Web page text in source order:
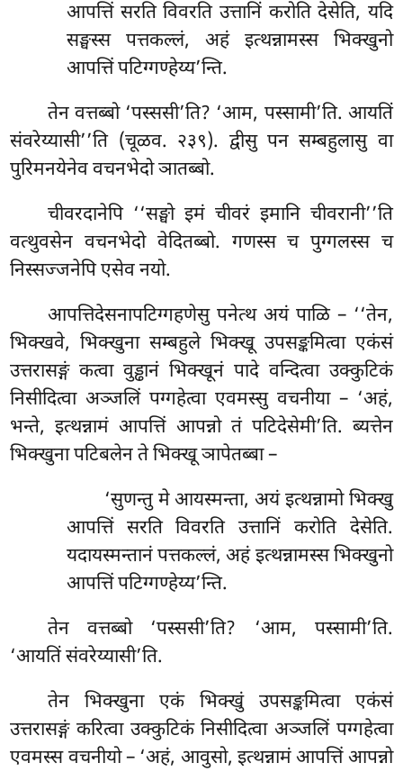
आपत्तिं सरति विवरति उत्तानिं करोति देसेति, यदि
सङ्घस्स पत्तकल्लं, अहं इत्थन्नामस्स भिक्खुनो
आपत्तिं पटिग्गण्हेय्य’न्ति.
तेनवत्तब्बो ‘पस्ससी’ति? ‘आम, पस्सामी’ति. आयतिं
संवरेय्यासी’’ति (चूळव. २३९). द्वीसु पन सम्बहुलासु वा
पुरिमनयेनेव वचनभेदो ञातब्बो.
चीवरदानेपि ‘‘सङ्घो इमं चीवरं इमानि चीवरानी’’ति
वत्थुवसेन वचनभेदो वेदितब्बो. गणस्स च पुग्गलस्स च
निस्सज्जनेपि एसेव नयो.
आपत्तिदेसनापटिग्गहणेसु पनेत्थ अयं पाळि – ‘‘तेन,
भिक्खवे, भिक्खुना सम्बहुले भिक्खू उपसङ्कमित्वा एकंसं
उत्तरासङ्गं कत्वा वुड्ढानं भिक्खूनं पादे वन्दित्वा उक्कुटिकं
निसीदित्वा अञ्जलिं पग्गहेत्वा एवमस्सु वचनीया – ‘अहं,
भन्ते, इत्थन्नामं आपत्तिं आपन्नो तं पटिदेसेमी’ति. ब्यत्तेन
भिक्खुना पटिबलेन ते भिक्खू ञापेतब्बा –
‘सुणन्तु मे आयस्मन्ता, अयं इत्थन्नामो भिक्खु
आपत्तिं सरति विवरति उत्तानिं करोति देसेति.
यदायस्मन्तानं पत्तकल्लं, अहं इत्थन्नामस्स भिक्खुनो
आपत्तिं पटिग्गण्हेय्य’न्ति.
तेन वत्तब्बो ‘पस्ससी’ति? ‘आम, पस्सामी’ति.
‘आयतिंसंवरेय्यासी’ति.
तेन भिक्खुना एकं भिक्खुं उपसङ्कमित्वा एकंसं
उत्तरासङ्गं करित्वा उक्कुटिकं निसीदित्वा अञ्जलिं पग्गहेत्वा
एवमस्स वचनीयो – ‘अहं, आवुसो, इत्थन्नामं आपत्तिं आपन्नो